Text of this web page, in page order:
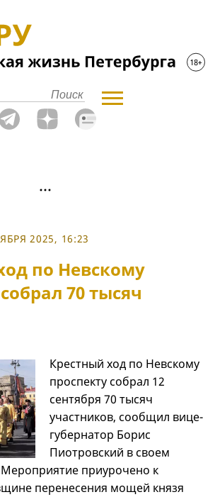
2025, 16:23
по Невскому
70 тысяч
Крестный ход по Невскому
проспекту собрал 12
сентября 70 тысяч
участников, сообщил вице-
губернатор Борис
Пиотровский в своем
приурочено к
перенесения мощей князя